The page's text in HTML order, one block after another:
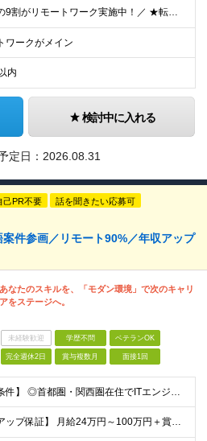
＼社員の9割がリモートワーク実施中！／ ★転勤ナシ！ ★UIターン歓迎！ 関東、関西、東海、九州・中国エリアの各プロジェクト先から希望を優先して決定。 ※リモート案件も多数あり！ ◆関東エリア
ワークがメイン
内
検討中に入れる
定日： 2026.08.31
己PR不要 話を聞きたい応募可
件参画／リモート90%／年収アップ
あなたのスキルを、「モダン環境」で次のキャリ
アをステージへ。
未経験歓迎 学歴不問 ベテランOK
完全週休2日 賞与複数月 面接1回
【必須条件】 ◎首都圏・関西圏在住でITエンジニアとしての実務経験が3年以上ある⽅（開発・インフラいずれも歓迎） →首都圏（東京、神奈川、千葉、埼玉）、関西圏（大阪、兵庫、京都）在住のITエンジニア採
【年収アップ保証】 月給24万円～100万円＋賞与（年3回）＋諸手当 ◆想定年収432万円〜1200万円(経験・スキルを考慮し決定) ※年収アップ保証付帯 ◆基本給には⽉20時間分の固定残業代(31,